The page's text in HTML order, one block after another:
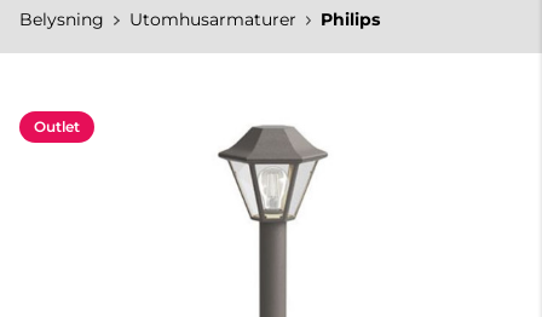
Belysning Utomhusarmaturer Philips
Outlet